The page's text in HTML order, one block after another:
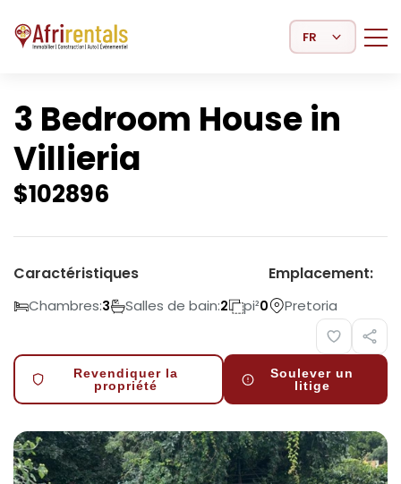
Select Language
3 Bedroom House in
Villieria
$102896
Caractéristiques
Chambres:3 Salles de bain:2 pi²0
Emplacement:
Pretoria
Revendiquer la
propriété
Soulever un
litige